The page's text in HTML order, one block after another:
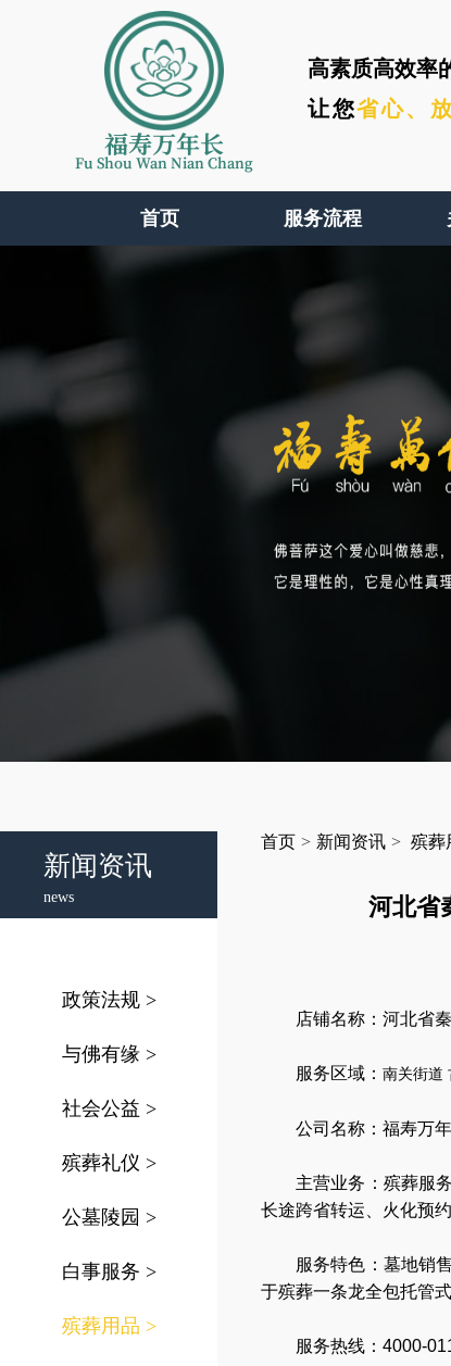
福寿万年长
Fu Shou Wan Nian Chang
高素质高效率
让您省心、
首页 服务流程
新闻资讯
news
政策法规 >
与佛有缘 >
社会公益 >
殡葬礼仪 >
公墓陵园 >
白事服务 >
殡葬用品 >
首页 > 新闻资讯 > 殡葬
河北省
店铺名称：河北省
服务区域： 南关街道
公司名称： 福寿万
主营业务： 殡葬服务
长途跨省转运
火化预约
服务特色： 墓地销
于殡葬一条龙全包托管
服务热线：4000-